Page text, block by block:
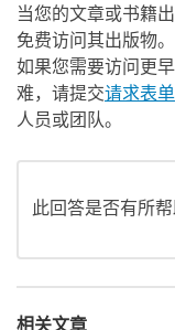
当您的文章或书籍
免费访问其出版物。
如果您需要访问更
难，请提交请求表单
人员或团队。
此回答是否有所帮